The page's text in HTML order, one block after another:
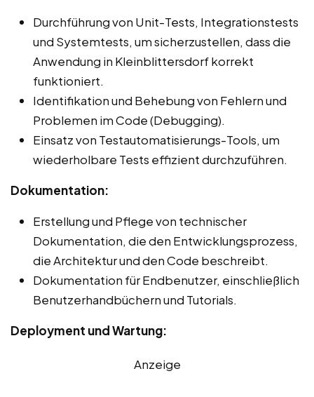
Durchführung von Unit-Tests, Integrationstests
und Systemtests, um sicherzustellen, dass die
Anwendung in Kleinblittersdorf korrekt
funktioniert.
Identifikation und Behebung von Fehlern und
Problemen im Code (Debugging).
Einsatz von Testautomatisierungs-Tools, um
wiederholbare Tests effizient durchzuführen.
Dokumentation:
Erstellung und Pflege von technischer
Dokumentation, die den Entwicklungsprozess,
die Architektur und den Code beschreibt.
Dokumentation für Endbenutzer, einschließlich
Benutzerhandbüchern und Tutorials.
Deployment und Wartung:
Anzeige